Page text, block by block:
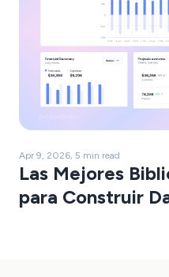
Apr 9, 2026, 5 min read
Las Mejores
para Construir